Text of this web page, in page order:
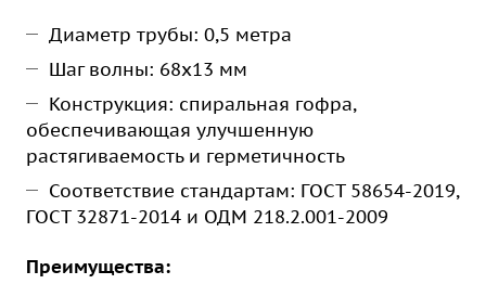
Диаметр трубы: 0,5 метра
Шаг волны: 68х13 мм
Конструкция: спиральная гофра,
обеспечивающая улучшенную
растягиваемость и герметичность
Соответствие стандартам: ГОСТ 58654-2019,
ГОСТ 32871-2014 и ОДМ 218.2.001-2009
Преимущества: